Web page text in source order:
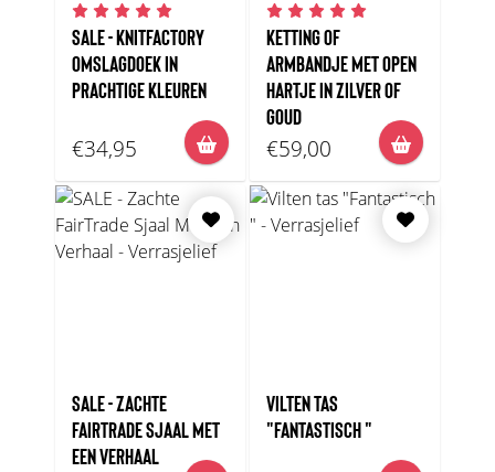
SALE - KNITFACTORY
OMSLAGDOEK IN
PRACHTIGE KLEUREN
€34,95
KETTING OF
ARMBANDJE MET OPEN
HARTJE IN ZILVER OF
GOUD
€59,00
SALE - ZACHTE
FAIRTRADE SJAAL MET
EEN VERHAAL
VILTEN TAS
"FANTASTISCH "